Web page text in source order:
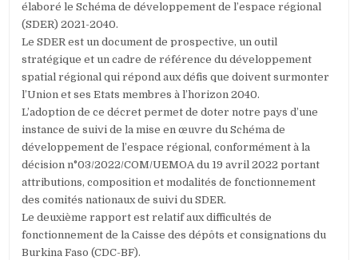
élaboré le Schéma de développement de l’espace régional
(SDER) 2021-2040.
Le SDER est un document de prospective, un outil
stratégique et un cadre de référence du développement
spatial régional qui répond aux défis que doivent surmonter
l’Union et ses Etats membres à l’horizon 2040.
L’adoption de ce décret permet de doter notre pays d’une
instance de suivi de la mise en œuvre du Schéma de
développement de l’espace régional, conformément à la
décision n°03/2022/COM/UEMOA du 19 avril 2022 portant
attributions, composition et modalités de fonctionnement
des comités nationaux de suivi du SDER.
Le deuxième rapport est relatif aux difficultés de
fonctionnement de la Caisse des dépôts et consignations du
Burkina Faso (CDC-BF).